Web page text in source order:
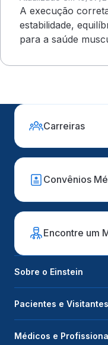
A execução
estabilidade,
para a saúde
Carreiras
Convênios
Encontre um
Sobre o Einstein
Pacientes e Visitantes
Médicos e